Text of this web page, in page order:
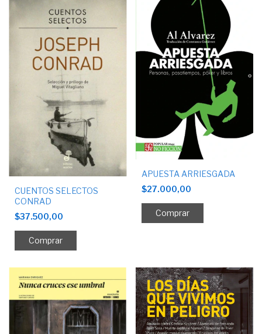
CUENTOS SELECTOS
CONRAD
$37.500,00
APUESTA ARRIESGADA
$27.000,00